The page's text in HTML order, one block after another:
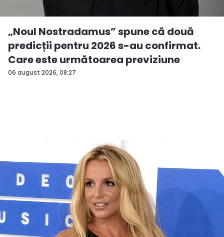
06 august 2026, 08:27
„Noul Nostradamus” spune că două
predicții pentru 2026 s-au confirmat.
Care este următoarea previziune